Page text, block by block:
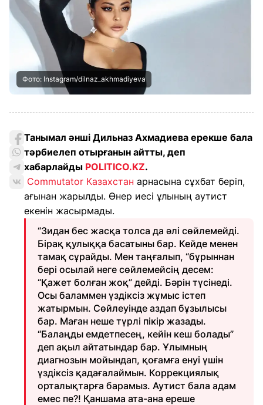
Фото: Instagram/dilnaz_akhmadiyeva
Танымал әнші Дильназ Ахмадиева ерекше бала
тәрбиелеп отырғанын айтты, деп
хабарлайды POLITICO.KZ.
Commutator Казахстан арнасына сұхбат беріп,
ағынан жарылды. Өнер иесі ұлының аутист
екенін жасырмады.
“Зидан бес жасқа толса да әлі сөйлемейді.
Бірақ қулыққа басатыны бар. Кейде менен
тамақ сұрайды. Мен таңғалып, “бұрыннан
бері осылай неге сөйлемейсің десем:
“Қажет болған жоқ” дейді. Бәрін түсінеді.
Осы баламмен үздіксіз жұмыс істеп
жатырмын. Сөйлеуінде аздап бұзылысы
бар. Маған неше түрлі пікір жазады.
“Балаңды емдетпесең, кейін кеш болады”
деп ақыл айтатындар бар. Ұлымның
диагнозын мойындап, қоғамға енуі үшін
үздіксіз қадағалаймын. Коррекциялық
орталықтарға барамыз. Аутист бала адам
емес пе?! Қаншама ата-ана ереше